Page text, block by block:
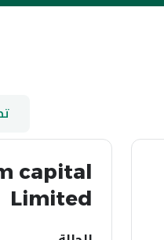
capital
Limited